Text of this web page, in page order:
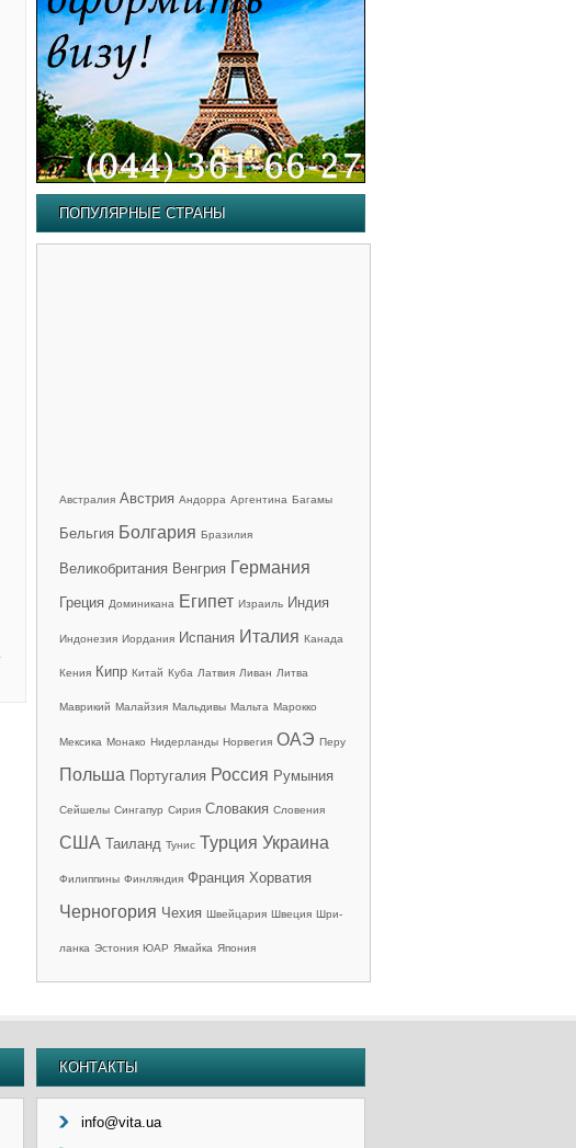
ПОПУЛЯРНЫЕ СТРАНЫ
Австралия Австрия Андорра Аргентина Багамы
Бельгия Болгария Бразилия
Великобритания Венгрия Германия
Греция Доминикана Египет Израиль Индия
Индонезия Иордания Испания Италия Канада
Кения Кипр Китай Куба Латвия Ливан Литва
Маврикий Малайзия Мальдивы Мальта Марокко
Мексика Монако Нидерланды Норвегия ОАЭ Перу
Польша Португалия Россия Румыния
Сейшелы Сингапур Сирия Словакия Словения
США Таиланд Тунис Турция Украина
Филиппины Финляндия Франция Хорватия
Черногория Чехия Швейцария Швеция Шри-
ланка Эстония ЮАР Ямайка Япония
КОНТАКТЫ
info@vita.ua